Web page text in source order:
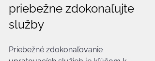
priebežne zdokonaľujte
služby
Priebežné zdokonaľovanie